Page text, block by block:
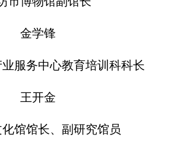
金学锋
服务中心教育培训科科长
王开金
馆馆长、副研究馆员